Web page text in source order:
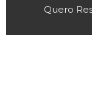
Quero